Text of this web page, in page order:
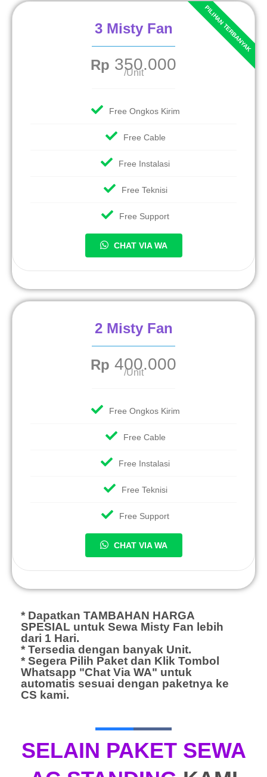
3 Misty Fan
Rp 350.000
/Unit
Free Ongkos Kirim
Free Cable
Free Instalasi
Free Teknisi
Free Support
CHAT VIA WA
2 Misty Fan
Rp 400.000
/Unit
Free Ongkos Kirim
Free Cable
Free Instalasi
Free Teknisi
Free Support
CHAT VIA WA
* Dapatkan TAMBAHAN HARGA
SPESIAL untuk Sewa Misty Fan lebih
dari 1 Hari.
* Tersedia dengan banyak Unit.
* Segera Pilih Paket dan Klik Tombol
Whatsapp "Chat Via WA" untuk
automatis sesuai dengan paketnya ke
CS kami.
SELAIN PAKET SEWA